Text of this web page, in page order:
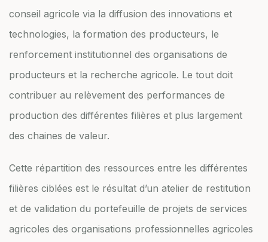
conseil agricole via la diffusion des innovations et
technologies, la formation des producteurs, le
renforcement institutionnel des organisations de
producteurs et la recherche agricole. Le tout doit
contribuer au relèvement des performances de
production des différentes filières et plus largement
des chaines de valeur.
Cette répartition des ressources entre les différentes
filières ciblées est le résultat d’un atelier de restitution
et de validation du portefeuille de projets de services
agricoles des organisations professionnelles agricoles